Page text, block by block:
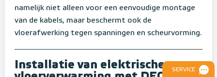
namelijk niet alleen voor een eenvoudige montage
van de kabels, maar beschermt ook de
vloerafwerking tegen spanningen en scheurvorming.
Installatie van elektrische
SERVICE